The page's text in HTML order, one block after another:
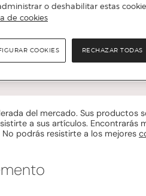
del mercado. Sus
a sus artículos.
podrás resistirte a los mejores
o deshabilitar estas
de cookies
RECHAZAR TODAS
COOKIES